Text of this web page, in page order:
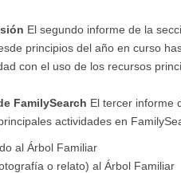
El segundo informe de la
principios del año en curso
con el uso de los recursos
FamilySearch El tercer informe
actividades en
al Árbol Familiar
o relato) al Árbol Familiar